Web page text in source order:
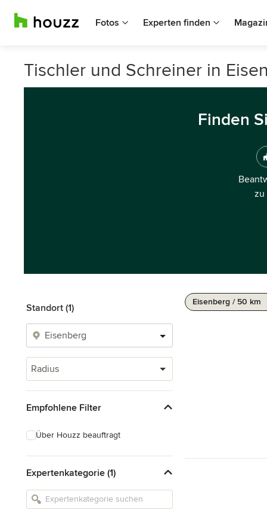
Fotos Experten finden
Tischler und Schreiner in
Finden
zu
Standort (1)
Radius
Empfohlene Filter
Über Houzz beauftragt
Expertenkategorie (1)
Eisenberg / 50 km